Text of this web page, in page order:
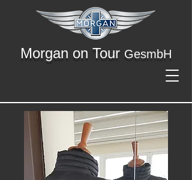
Morgan on Tour GesmbH